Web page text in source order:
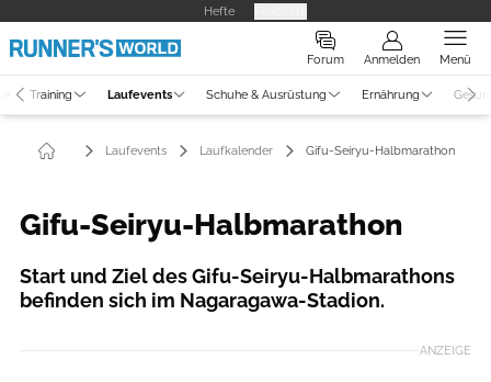
Hefte
Forum Anmelden Menü
Training Laufevents Schuhe & Ausrüstung Ernährung
Laufevents Laufkalender Gifu-Seiryu-Halbmarathon
Gifu-Seiryu-Halbmarathon
Start und Ziel des Gifu-Seiryu-Halbmarathons
befinden sich im Nagaragawa-Stadion.
ANZEIGE